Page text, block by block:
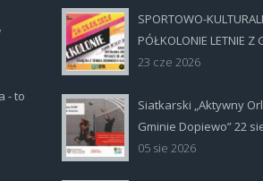
- to
plakat.jpg
SPORTOWO-
PÓŁKOLONIE LETNIE Z
DOPIEWIE
23 cze 2026
Siatkarski „Aktywny
Gminie Dopiewo” 22
05 sie 2026